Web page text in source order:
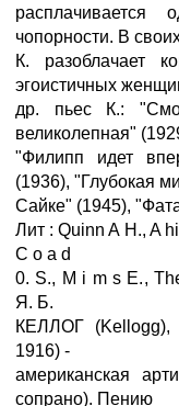
расплачивается
чопорности. В
К. разоблачает
эгоистичных
др. пьес К.:
великолепная"
"Филипп идет
(1936), "Глубокая
Сайке" (1945),
Лит : Quinn A H., A
С о a d
0. S., M i m s E.,
Я. Б.
КЕЛЛОГ (Kellogg),
1916) -
американская
сопрано). Пению